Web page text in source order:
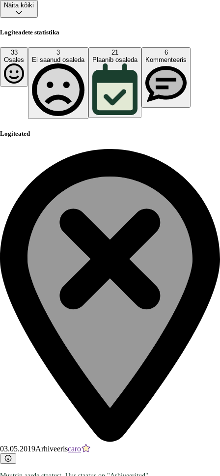
Näita kõiki
Logiteadete statistika
33
Osales
3
Ei saanud osaleda
21
Plaanib osaleda
6
Kommenteeris
Logiteated
03.05.2019Arhiveeriscaro